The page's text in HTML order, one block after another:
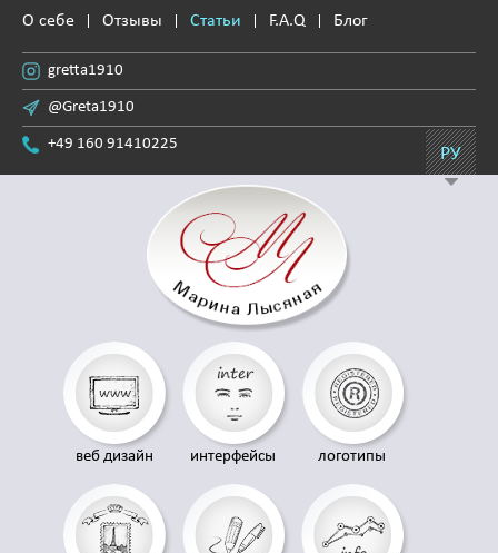
О себе Отзывы Статьи F.A.Q Блог
gretta1910
@Greta1910
+49 160 91410225 РУ
веб дизайн интерфейсы логотипы